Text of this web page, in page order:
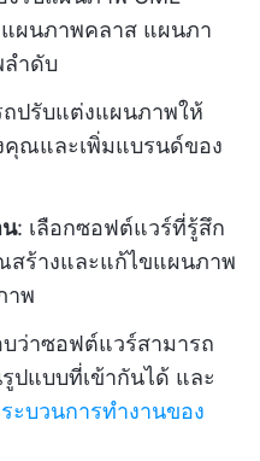
แผนภาพคลาส แผนภา
ำดับ
ถปรับแต่งแผนภาพให้
คุณและเพิ่มแบรนด์ของ
: เลือกซอฟต์แวร์ที่รู้สึก
สร้างและแก้ไขแผนภาพ
าพ
ว่าซอฟต์แวร์สามารถ
ปแบบที่เข้ากันได้ และ
ะบวนการทำงานของ